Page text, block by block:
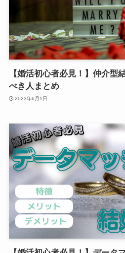
【婚活初心者必見！】仲介型
べき人まとめ
2023年6月1日